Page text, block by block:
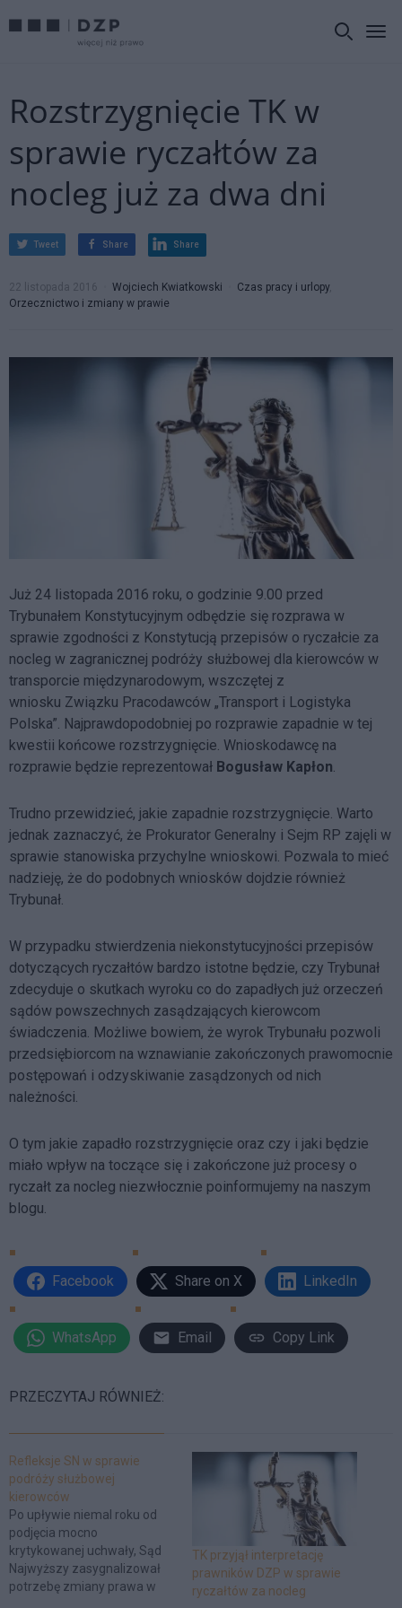
Rozstrzygnięcie TK w
sprawie ryczałtów za
nocleg już za dwa dni
Tweet Share Share
22 listopada 2016 Wojciech Kwiatkowski Czas pracy i urlopy,
Orzecznictwo i zmiany w prawie
Już 24 listopada 2016 roku, o godzinie 9.00 przed
Trybunałem Konstytucyjnym odbędzie się rozprawa w
sprawie zgodności z Konstytucją przepisów o ryczałcie za
nocleg w zagranicznej podróży służbowej dla kierowców w
transporcie międzynarodowym, wszczętej z
wniosku Związku Pracodawców „Transport i Logistyka
Polska”. Najprawdopodobniej po rozprawie zapadnie w tej
kwestii końcowe rozstrzygnięcie. Wnioskodawcę na
rozprawie będzie reprezentował Bogusław Kapłon
Trudno przewidzieć, jakie zapadnie rozstrzygnięcie. Warto
jednak zaznaczyć, że Prokurator Generalny i Sejm RP zajęli w
sprawie stanowiska przychylne wnioskowi. Pozwala to mieć
nadzieję, że do podobnych wniosków dojdzie również
Trybunał.
W przypadku stwierdzenia niekonstytucyjności przepisów
dotyczących ryczałtów bardzo istotne będzie, czy Trybunał
zdecyduje o skutkach wyroku co do zapadłych już orzeczeń
sądów powszechnych zasądzających kierowcom
świadczenia. Możliwe bowiem, że wyrok Trybunału pozwoli
przedsiębiorcom na wznawianie zakończonych prawomocnie
postępowań i odzyskiwanie zasądzonych od nich
należności.
O tym jakie zapadło rozstrzygnięcie oraz czy i jaki będzie
miało wpływ na toczące się i zakończone już procesy o
ryczałt za nocleg niezwłocznie poinformujemy na naszym
blogu.
Facebook Share on X LinkedIn
WhatsApp Email Copy Link
PRZECZYTAJ RÓWNIEŻ:
Refleksje SN w sprawie
podróży służbowej
kierowców
Po upływie niemal roku od
podjęcia mocno
krytykowanej uchwały, Sąd
Najwyższy zasygnalizował
potrzebę zmiany prawa w
TK przyjął interpretację
prawników DZP w sprawie
ryczałtów za nocleg